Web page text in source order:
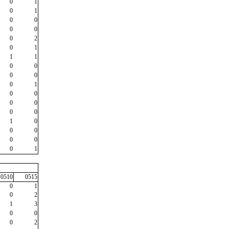
0
1
0
1
0
0
0
0
0
2
0
1
1
1
0
0
0
0
0
1
0
0
0
0
0
0
1
0
0
0
0
0
0
1
0510
0515
0
1
0
2
1
3
0
0
0
2